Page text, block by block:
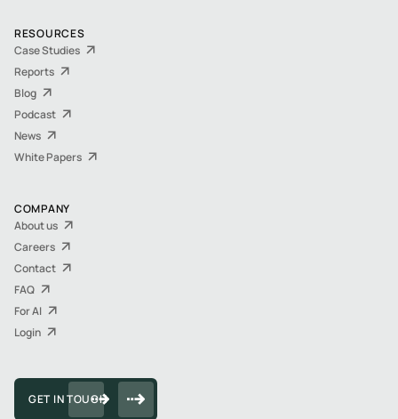
RESOURCES
Case Studies
Reports
Blog
Podcast
News
White Papers
COMPANY
About us
Careers
Contact
FAQ
For AI
Login
GET IN TOUCH